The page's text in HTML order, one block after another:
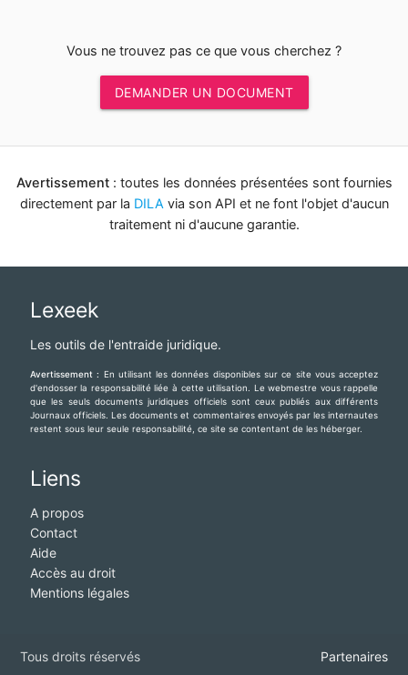
Vous ne trouvez pas ce que vous cherchez ?
DEMANDER UN DOCUMENT
Avertissement: toutes les données présentées sont fournies
directement par la DILAvia son API et ne font l'objet d'aucun
traitement ni d'aucune garantie.
Lexeek
Les outils de l'entraide juridique.
Avertissement : En utilisant les données disponibles sur ce site vous acceptez
d'endosser la responsabilité liée à cette utilisation. Le webmestre vous rappelle
que les seuls documents juridiques officiels sont ceux publiés aux différents
Journaux officiels. Les documents et commentaires envoyés par les internautes
restent sous leur seule responsabilité, ce site se contentant de les héberger.
Liens
A propos
Contact
Aide
Accès au droit
Mentions légales
Tous droits réservés Partenaires